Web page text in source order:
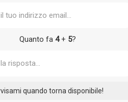
Quanto fa 4+ 5?